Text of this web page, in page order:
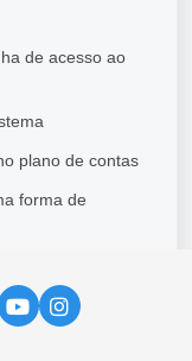
de acesso ao
plano de contas
forma de